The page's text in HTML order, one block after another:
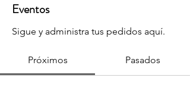
Eventos
Sigue y administra tus pedidos aquí.
Próximos Pasados